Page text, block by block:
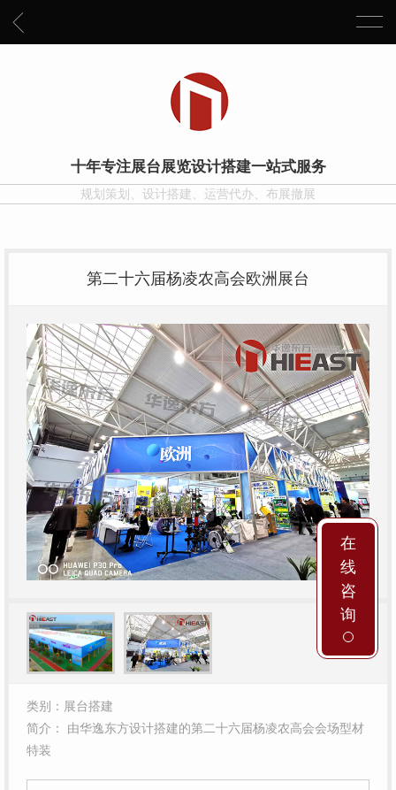
十年专注展台展览设计搭建一站式服务
规划策划、设计搭建、运营代办、布展撤展
第二十六届杨凌农高会欧洲展台
类别：展台搭建
简介： 由华逸东方设计搭建的第二十六届杨凌农高会会场型材
特装
在
线
咨
询